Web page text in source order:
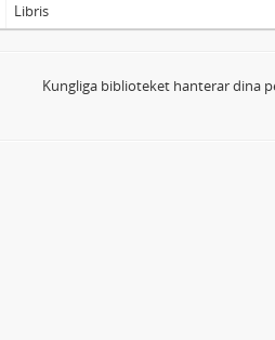
Libris
Kungliga biblioteket hanterar dina